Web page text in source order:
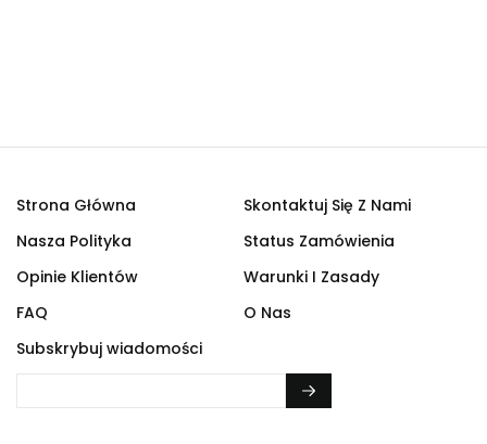
Strona Główna
Skontaktuj Się Z Nami
Nasza Polityka
Status Zamówienia
Opinie Klientów
Warunki I Zasady
FAQ
O Nas
Subskrybuj wiadomości